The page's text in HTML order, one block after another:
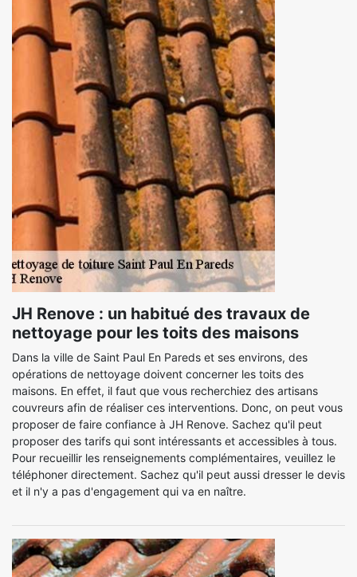
JH Renove : un habitué des travaux de
nettoyage pour les toits des maisons
Dans la ville de Saint Paul En Pareds et ses environs, des
opérations de nettoyage doivent concerner les toits des
maisons. En effet, il faut que vous recherchiez des artisans
couvreurs afin de réaliser ces interventions. Donc, on peut vous
proposer de faire confiance à JH Renove. Sachez qu'il peut
proposer des tarifs qui sont intéressants et accessibles à tous.
Pour recueillir les renseignements complémentaires, veuillez le
téléphoner directement. Sachez qu'il peut aussi dresser le devis
et il n'y a pas d'engagement qui va en naître.